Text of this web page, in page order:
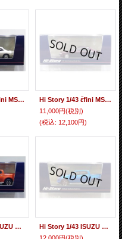
Hi Story 1/43 ε֮fini MS-9 30 Type IV (1993) Cygnus White
Hi Story 1/43 ε֮fini MS-9 30 Type IV (1993) Bordeaux Mica
11,000円(税別)
(税込: 12,100円)
Hi Story 1/43 ISUZU D-MAX DL40 (2021) Valencia Orange
Hi Story 1/43 ISUZU D-MAX DL40 (2021) Sapphire Blue